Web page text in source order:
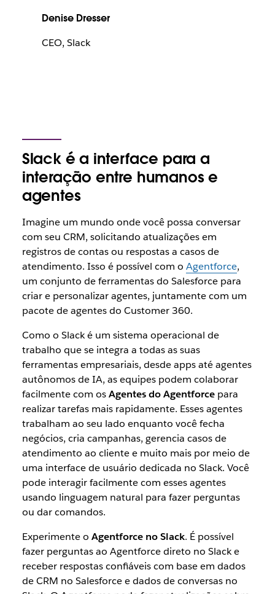
Denise Dresser
CEO, Slack
Slack é a interface para a
interação entre humanos e
agentes
Imagine um mundo onde você possa conversar
com seu CRM, solicitando atualizações em
registros de contas ou respostas a casos de
atendimento. Isso é possível com o Agentforce,
um conjunto de ferramentas do Salesforce para
criar e personalizar agentes, juntamente com um
pacote de agentes do Customer 360.
Como o Slack é um sistema operacional de
trabalho que se integra a todas as suas
ferramentas empresariais, desde apps até agentes
autônomos de IA, as equipes podem colaborar
facilmente com osAgentes do Agentforcepara
realizar tarefas mais rapidamente. Esses agentes
trabalham ao seu lado enquanto você fecha
negócios, cria campanhas, gerencia casos de
atendimento ao cliente e muito mais por meio de
uma interface de usuário dedicada no Slack. Você
pode interagir facilmente com esses agentes
usando linguagem natural para fazer perguntas
ou dar comandos.
Experimente o Agentforce no Slack. É possível
fazer perguntas ao Agentforce direto no Slack e
receber respostas confiáveis com base em dados
de CRM no Salesforce e dados de conversas no